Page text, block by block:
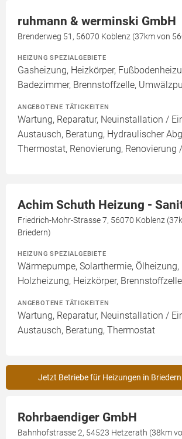
ruhmann & werminski GmbH
Brenderweg 51, 56070 Koblenz (37km von
HEIZUNG SPEZIALGEBIETE
Gasheizung, Heizkörper,
Badezimmer, Brennstoffzelle,
ANGEBOTENE TÄTIGKEITEN
Wartung, Reparatur, Neuinstallation /
Austausch, Beratung, Hydraulischer
Thermostat, Renovierung, Renovierung
Achim Schuth Heizung -
Friedrich-Mohr-Strasse 7, 56070 Koblenz
Briedern)
HEIZUNG SPEZIALGEBIETE
Wärmepumpe, Solarthermie, Ölheizung,
Holzheizung, Heizkörper, Brennstoffzelle
ANGEBOTENE TÄTIGKEITEN
Wartung, Reparatur, Neuinstallation /
Austausch, Beratung, Thermostat
Jetzt Betriebe für Heizungen in
Rohrbaendiger GmbH
Bahnhofstrasse 2, 54523 Hetzerath (38km